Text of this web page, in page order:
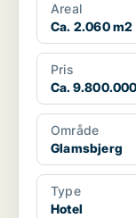
Areal
Ca. 2.060 m2
Pris
Ca.
Område
Glamsbjerg
Type
Hotel